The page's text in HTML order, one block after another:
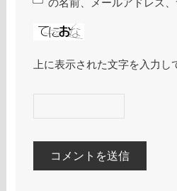
の名前、メールアドレス、
上に表示された文字を入力し